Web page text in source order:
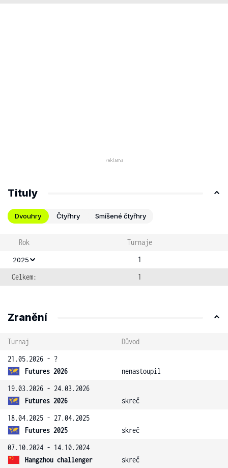
Tituly
Dvouhry Čtyřhry Smíšené čtyřhry
Rok Turnaje
2025
1
Celkem:
1
Zranění
Turnaj
Důvod
21.05.2026 - ?
Futures 2026
nenastoupil
19.03.2026 - 24.03.2026
Futures 2026
skreč
18.04.2025 - 27.04.2025
Futures 2025
skreč
07.10.2024 - 14.10.2024
Hangzhou challenger
skreč